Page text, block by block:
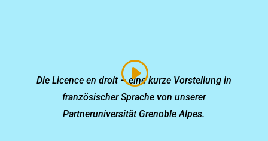
Die Licence en droit – eine kurze Vorstellung in
französischer Sprache von unserer
Partneruniversität Grenoble Alpes.